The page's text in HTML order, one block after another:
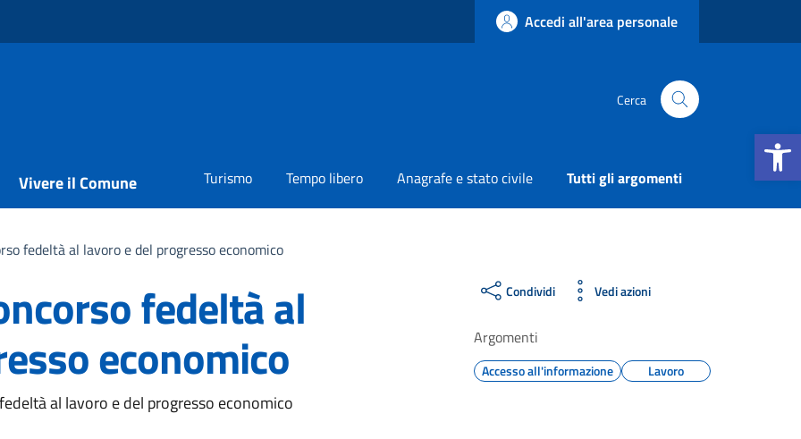
Apri la
Accedi all'area personale
Cerca
Vivere il Comune Turismo Tempo libero Anagrafe e stato civile Tutti gli argomenti
fedeltà al lavoro e del progresso economico
fedeltà al
economico
al lavoro e del progresso economico
Condividi Vedi azioni
Argomenti
Accesso all'informazione Lavoro